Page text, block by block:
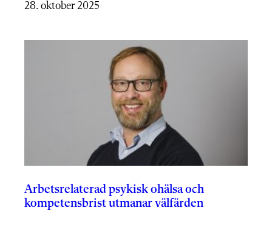
28. oktober 2025
Arbetsrelaterad psykisk ohälsa och
kompetensbrist utmanar välfärden